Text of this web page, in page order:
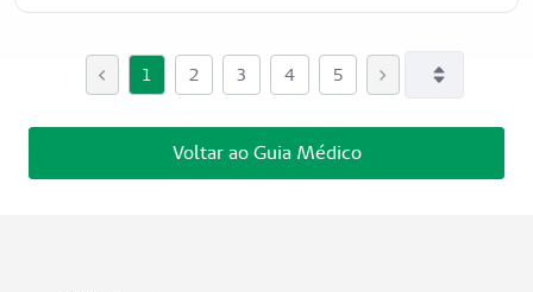
1 2 3 4 5
Voltar ao Guia Médico